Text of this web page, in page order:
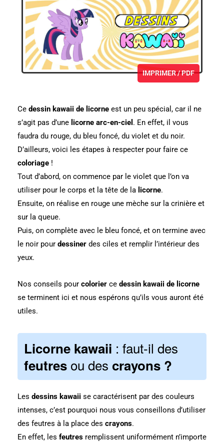
IMPRIMER / PDF
Ce dessin kawaii de licorne est un peu spécial, car il ne
s’agit pas d’une licorne arc-en-ciel . En effet, il vous
faudra du rouge, du bleu foncé, du violet et du noir.
D’ailleurs, voici les étapes à respecter pour faire ce
coloriage !
Tout d’abord, on commence par le violet que l’on va
utiliser pour le corps et la tête de la licorne.
Ensuite, on réalise en rouge une mèche sur la crinière et
sur la queue.
Puis, on complète avec le bleu foncé, et on termine avec
le noir pour dessiner des ciles et remplir l’intérieur des
yeux.
Nos conseils pour colorier ce dessin kawaii de licorne
se terminent ici et nous espérons qu’ils vous auront été
utiles.
Licorne kawaii : faut-il des
feutres ou des crayons ?
Les dessins kawaii se caractérisent par des couleurs
intenses, c’est pourquoi nous vous conseillons d’utiliser
des feutres à la place des crayons.
En effet, les feutres remplissent uniformément n’importe